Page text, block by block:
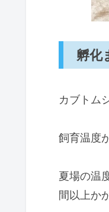
孵化
カブトム
飼育温度
夏場の温
間以上か